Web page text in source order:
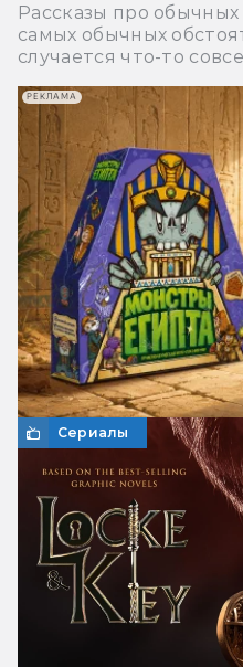
Рассказы про
самых обычных
случается что-то
Сериалы
РЕКЛАМА